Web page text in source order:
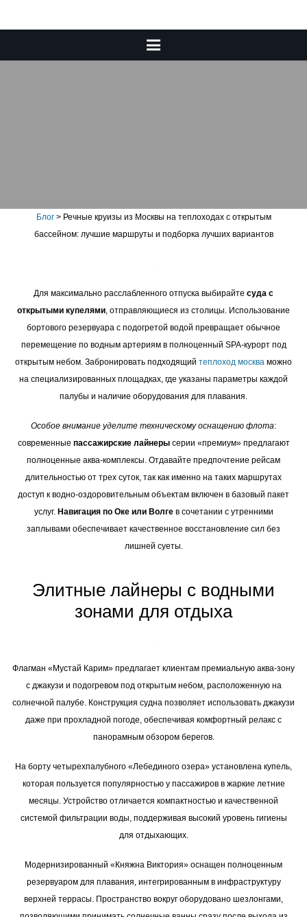
Блог> Речные круизы из Москвы на теплоходах с открытым
бассейном: лучшие маршруты и подборка лучших вариантов
Для максимально расслабленного отпуска выбирайте суда с
открытыми купелями, отправляющиеся из столицы. Использование
бортового резервуара с подогретой водой превращает обычное
перемещение по водным артериям в полноценный SPA-курорт под
открытым небом. Забронировать подходящий теплоход москва можно
на специализированных площадках, где указаны параметры каждой
палубы и наличие оборудования для плавания.
Особое внимание уделите техническому оснащению флота:
современные пассажирские лайнерысерии «премиум» предлагают
полноценные аква-комплексы. Отдавайте предпочтение рейсам
длительностью от трех суток, так как именно на таких маршрутах
доступ к водно-оздоровительным объектам включен в базовый пакет
услуг. Навигация по Оке или Волгев сочетании с утренними
заплывами обеспечивает качественное восстановление сил без
лишней суеты.
Элитные лайнеры с водными
зонами для отдыха
Флагман «Мустай Карим» предлагает клиентам премиальную аква-зону
с джакузи и подогревом под открытым небом, расположенную на
солнечной палубе. Конструкция судна позволяет использовать джакузи
даже при прохладной погоде, обеспечивая комфортный релакс с
панорамным обзором берегов.
На борту четырехпалубного «Лебединого озера» установлена купель,
которая пользуется популярностью у пассажиров в жаркие летние
месяцы. Устройство отличается компактностью и качественной
системой фильтрации воды, поддерживая высокий уровень гигиены
для отдыхающих.
Модернизированный «Княжна Виктория» оснащен полноценным
резервуаром для плавания, интегрированным в инфраструктуру
верхней террасы. Пространство вокруг оборудовано шезлонгами,